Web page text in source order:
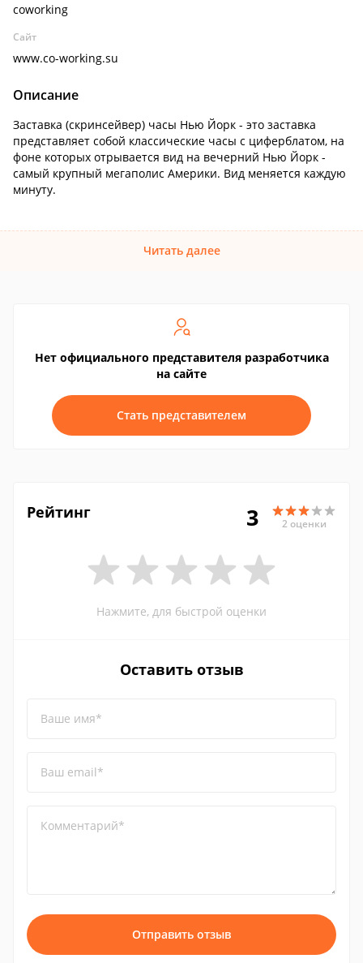
coworking
Сайт
www.co-working.su
Описание
Заставка (скринсейвер) часы Нью Йорк - это заставка
представляет собой классические часы с циферблатом, на
фоне которых отрывается вид на вечерний Нью Йорк -
самый крупный мегаполис Америки. Вид меняется каждую
минуту.
Читать далее
Нет официального представителя разработчика
на сайте
Стать представителем
Рейтинг 3 2 оценки
Нажмите, для быстрой оценки
Оставить отзыв
Ваше имя*
Ваш email*
Комментарий*
Отправить отзыв